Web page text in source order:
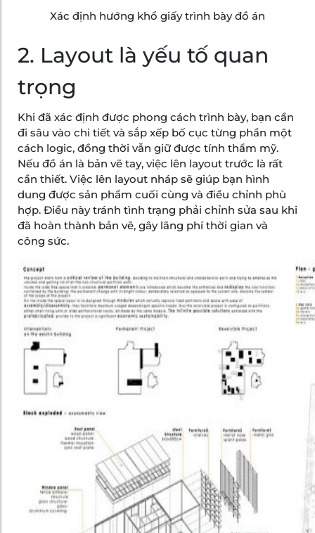
Xác định hướng khổ giấy trình bày đồ án
2. Layout là yếu tố quan
trọng
Khi đã xác định được phong cách trình bày, bạn cần
đi sâu vào chi tiết và sắp xếp bố cục từng phần một
cách logic, đồng thời vẫn giữ được tính thẩm mỹ.
Nếu đồ án là bản vẽ tay, việc lên layout trước là rất
cần thiết. Việc lên layout nháp sẽ giúp bạn hình
dung được sản phẩm cuối cùng và điều chỉnh phù
hợp. Điều này tránh tình trạng phải chỉnh sửa sau khi
đã hoàn thành bản vẽ, gây lãng phí thời gian và
công sức.